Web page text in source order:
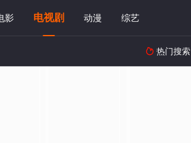
影 电视剧 动漫 综艺
 热门搜索